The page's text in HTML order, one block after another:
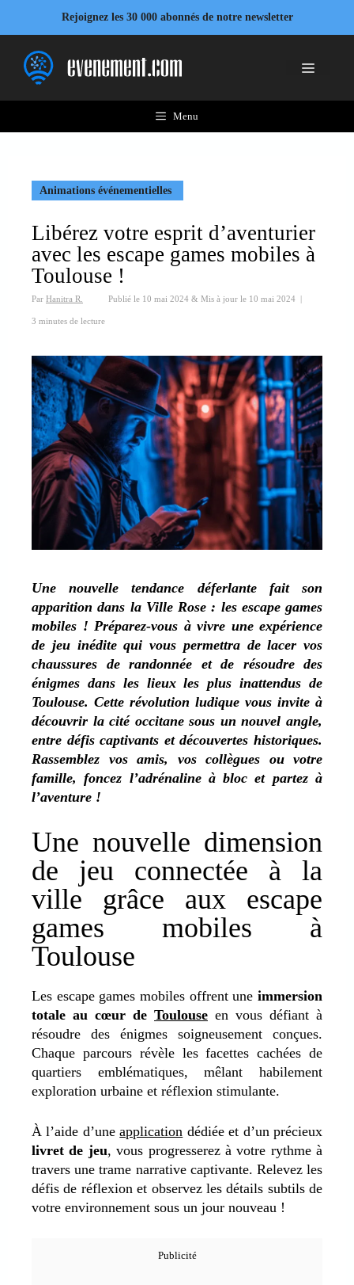
contenu
Rejoignez les 30 000 abonnés de notre newsletter
Menu
Menu
Animations événementielles
Libérez votre esprit d’aventurier
avec les escape games mobiles à
Toulouse !
Par Hanitra R. Publié le 10 mai 2024 & Mis à jour le 10 mai 2024 |
3 minutes de lecture
Une nouvelle tendance déferlante fait son
apparition dans la Ville Rose : les escape games
mobiles ! Préparez-vous à vivre une expérience
de jeu inédite qui vous permettra de lacer vos
chaussures de randonnée et de résoudre des
énigmes dans les lieux les plus inattendus de
Toulouse. Cette révolution ludique vous invite à
découvrir la cité occitane sous un nouvel angle,
entre défis captivants et découvertes historiques.
Rassemblez vos amis, vos collègues ou votre
famille, foncez l’adrénaline à bloc et partez à
l’aventure !
Une nouvelle dimension
de jeu connectée à la
ville grâce aux escape
games mobiles à
Toulouse
Les escape games mobiles offrent une immersion
totale au cœur de Toulouse en vous défiant à
résoudre des énigmes soigneusement conçues.
Chaque parcours révèle les facettes cachées de
quartiers emblématiques, mêlant habilement
exploration urbaine et réflexion stimulante.
À l’aide d’uneapplication dédiée et d’un précieux
livret de jeu, vous progresserez à votre rythme à
travers une trame narrative captivante. Relevez les
défis de réflexion et observez les détails subtils de
votre environnement sous un jour nouveau !